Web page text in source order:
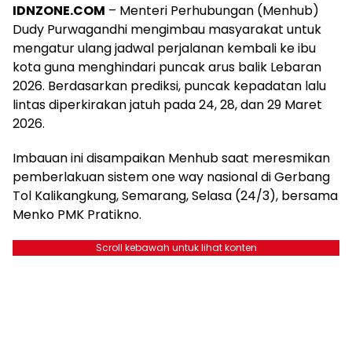
IDNZONE.COM – Menteri Perhubungan (Menhub)
Dudy Purwagandhi mengimbau masyarakat untuk
mengatur ulang jadwal perjalanan kembali ke ibu
kota guna menghindari puncak arus balik Lebaran
2026. Berdasarkan prediksi, puncak kepadatan lalu
lintas diperkirakan jatuh pada 24, 28, dan 29 Maret
2026.
Imbauan ini disampaikan Menhub saat meresmikan
pemberlakuan sistem one way nasional di Gerbang
Tol Kalikangkung, Semarang, Selasa (24/3), bersama
Menko PMK Pratikno.
Scroll kebawah untuk lihat konten